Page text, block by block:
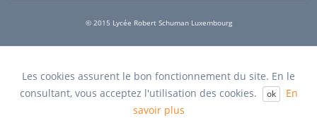
© 2015 Lycée Robert Schuman Luxembourg
e-connect Quilium
Les cookies assurent le bon fonctionnement du site. En le
consultant, vous acceptez l'utilisation des cookies.
ok
En
savoir plus